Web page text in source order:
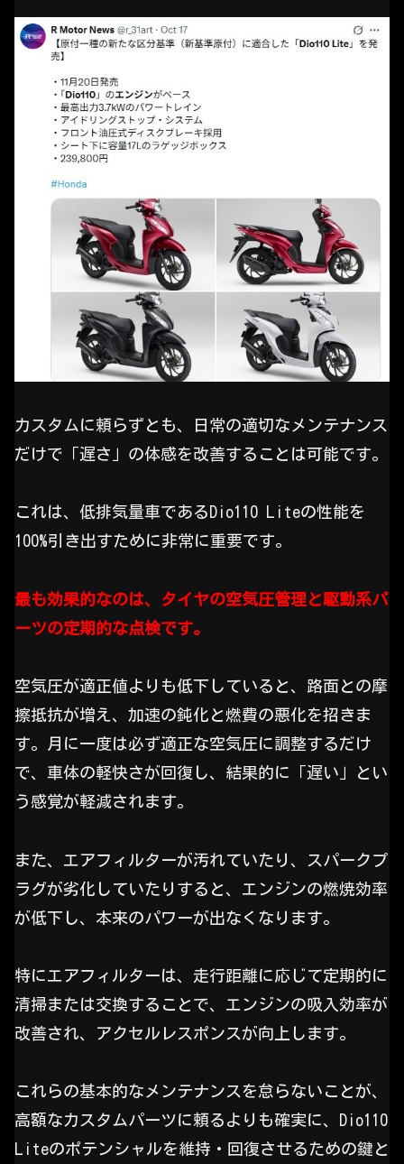
カスタムに頼らずとも、日常の適切なメンテナンス
だけで「遅さ」の体感を改善することは可能です。
これは、低排気量車であるDio110 Liteの性能を
100%引き出すために非常に重要です。
最も効果的なのは、タイヤの空気圧管理と駆動系パ
ーツの定期的な点検です。
空気圧が適正値よりも低下していると、路面との摩
擦抵抗が増え、加速の鈍化と燃費の悪化を招きま
す。月に一度は必ず適正な空気圧に調整するだけ
で、車体の軽快さが回復し、結果的に「遅い」とい
う感覚が軽減されます。
また、エアフィルターが汚れていたり、スパークプ
ラグが劣化していたりすると、エンジンの燃焼効率
が低下し、本来のパワーが出なくなります。
特にエアフィルターは、走行距離に応じて定期的に
清掃または交換することで、エンジンの吸入効率が
改善され、アクセルレスポンスが向上します。
これらの基本的なメンテナンスを怠らないことが、
高額なカスタムパーツに頼るよりも確実に、Dio110
Liteのポテンシャルを維持・回復させるための鍵と